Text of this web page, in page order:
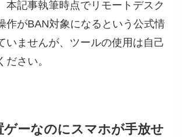
本記事執筆時点でリモートデスク
作がBAN対象になるという公式情
いませんが、ツールの使用は自己
ださい。
ゲーなのにスマホが手放せ